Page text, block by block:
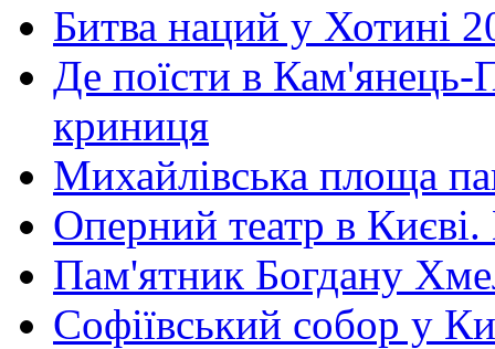
Битва наций у Хотині
Де поїсти в Кам'янець-
криниця
Михайлівська площа
Оперний театр в
Пам'ятник Богдану
Софіївський собор у